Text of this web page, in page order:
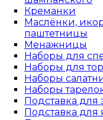
Креманки
Маслёнки,
паштетницы
Менажницы
Наборы для
Наборы для
Наборы
Наборы
Подставка для
Подставка для